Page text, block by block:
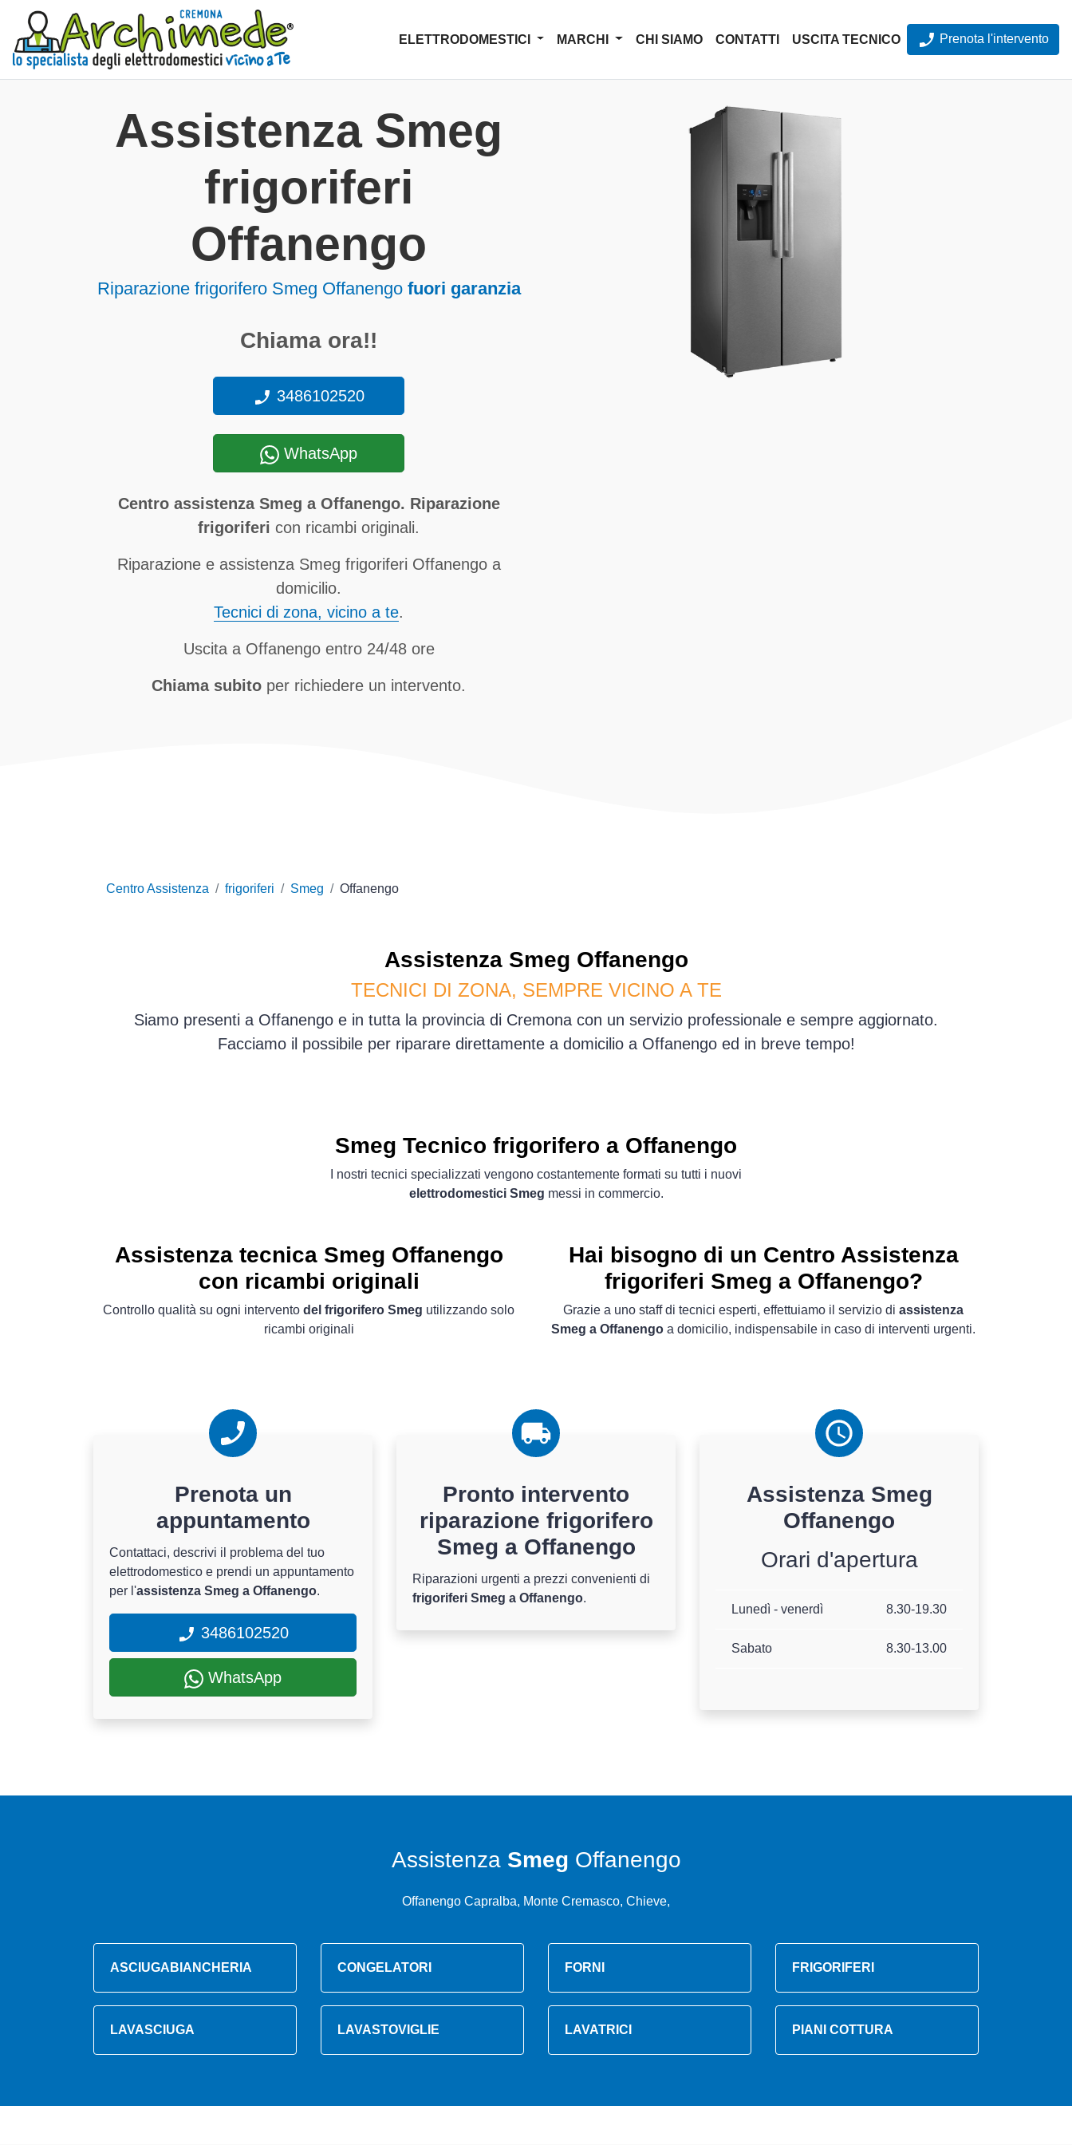
ELETTRODOMESTICI MARCHI CHI SIAMO CONTATTI USCITA TECNICO Prenota l'intervento
Assistenza Smeg
frigoriferi
Offanengo
Riparazione frigorifero Smeg Offanengo fuori garanzia
Chiama ora!!
3486102520
WhatsApp
Centro assistenza Smeg a Offanengo. Riparazione
frigoriferi con ricambi originali.
Riparazione e assistenza Smeg frigoriferi Offanengo a
domicilio.
Tecnici di zona, vicino a te.
Uscita a Offanengo entro 24/48 ore
Chiama subito per richiedere un intervento.
Centro Assistenza frigoriferi Smeg Offanengo
Assistenza Smeg Offanengo
TECNICI DI ZONA, SEMPRE VICINO A TE
Siamo presenti a Offanengo e in tutta la provincia di Cremona con un servizio professionale e sempre aggiornato.
Facciamo il possibile per riparare direttamente a domicilio a Offanengo ed in breve tempo!
Smeg Tecnico frigorifero a Offanengo
I nostri tecnici specializzati vengono costantemente formati su tutti i nuovi
elettrodomestici Smeg messi in commercio.
Assistenza tecnica Smeg Offanengo
con ricambi originali
Controllo qualità su ogni intervento del frigorifero Smeg utilizzando solo
ricambi originali
Hai bisogno di un Centro Assistenza
frigoriferi Smeg a Offanengo?
Grazie a uno staff di tecnici esperti, effettuiamo il servizio di assistenza
Smeg a Offanengo a domicilio, indispensabile in caso di interventi urgenti.
Prenota un
appuntamento
Contattaci, descrivi il problema del tuo
elettrodomestico e prendi un appuntamento
per l'assistenza Smeg a Offanengo.
3486102520
WhatsApp
Pronto intervento
riparazione frigorifero
Smeg a Offanengo
Riparazioni urgenti a prezzi convenienti di
frigoriferi Smeg a Offanengo.
Assistenza Smeg
Offanengo
Orari d'apertura
Lunedì - venerdì 8.30-19.30
Sabato 8.30-13.00
Assistenza Smeg Offanengo
Offanengo Capralba, Monte Cremasco, Chieve,
ASCIUGABIANCHERIA CONGELATORI FORNI FRIGORIFERI
LAVASCIUGA LAVASTOVIGLIE LAVATRICI PIANI COTTURA